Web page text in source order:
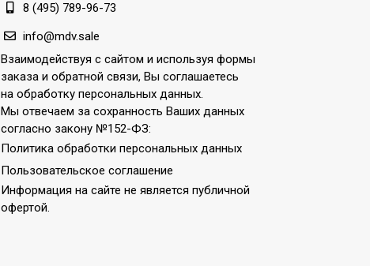
8 (495) 789-96-73
info@mdv.sale
Взаимодействуя с сайтом и используя формы
заказа и обратной связи, Вы соглашаетесь
на обработку персональных данных.
Мы отвечаем за сохранность Ваших данных
согласно закону №152-ФЗ:
Политика обработки персональных данных
Пользовательское соглашение
Информация на сайте не является публичной
офертой.